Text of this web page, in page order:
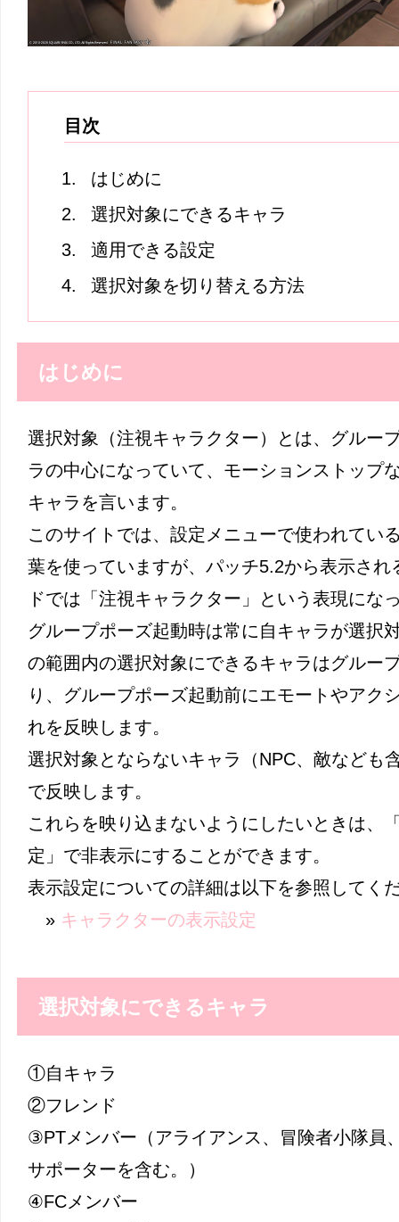
目次
はじめに
選択対象にできるキャラ
適用できる設定
選択対象を切り替える方法
はじめに
選択対象（注視キャラクター）とは、グルー
ラの中心になっていて、モーションストップ
キャラを言います。
このサイトでは、設定メニューで使われてい
葉を使っていますが、パッチ5.2から表示され
ドでは「注視キャラクター」という表現にな
グループポーズ起動時は常に自キャラが選択
の範囲内の選択対象にできるキャラはグルー
り、グループポーズ起動前にエモートやアク
れを反映します。
選択対象とならないキャラ（NPC、敵なども
で反映します。
これらを映り込まないようにしたいときは、
定」で非表示にすることができます。
表示設定についての詳細は以下を参照してく
» キャラクターの表示設定
選択対象にできるキャラ
①自キャラ
②フレンド
③PTメンバー（アライアンス、冒険者小隊員
サポーターを含む。）
④FCメンバー